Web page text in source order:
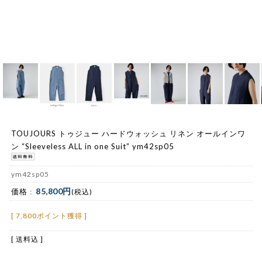
TOUJOURS トゥジュー ハードウォッシュ リネン オールインワ
ン “Sleeveless ALL in one Suit” ym42sp05
ym42sp05
価格 : 85,800円(税込)
[ 7,800ポイント獲得 ]
[ 送料込 ]